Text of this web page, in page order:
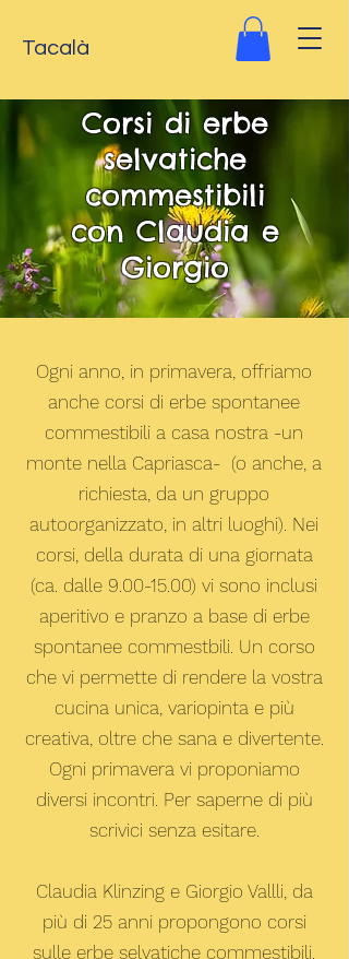
Tacalà
Corsi di erbe
selvatiche
commestibili
con Claudia e
Giorgio
Ogni anno, in primavera, offriamo
anche corsi di erbe spontanee
commestibili a casa nostra -un
monte nella Capriasca- (o anche, a
richiesta, da un gruppo
autoorganizzato, in altri luoghi). Nei
corsi, della durata di una giornata
(ca. dalle 9.00-15.00) vi sono inclusi
aperitivo e pranzo a base di erbe
spontanee commestbili. Un corso
che vi permette di rendere la vostra
cucina unica, variopinta e più
creativa, oltre che sana e divertente.
Ogni primavera vi proponiamo
diversi incontri. Per saperne di più
scrivici senza esitare.
Claudia Klinzing e Giorgio Vallli, da
più di 25 anni propongono corsi
sulle erbe selvatiche commestibili.